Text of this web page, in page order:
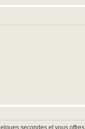
secondes et vous